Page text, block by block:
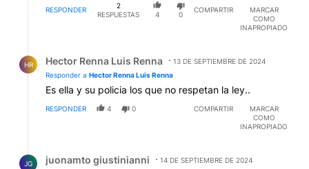
RESPONDER
2
RESPUESTAS
4 0
COMPARTIR
MARCAR
COMO
INAPROPIADO
HR Hector Renna Luis Renna
13 DE SEPTIEMBRE DE 2024
Responder a Hector Renna Luis Renna
Es ella y su policia los que no respetan la ley..
RESPONDER 4 0 COMPARTIR
MARCAR
COMO
INAPROPIADO
JG juonamto giustinianni
14 DE SEPTIEMBRE DE 2024